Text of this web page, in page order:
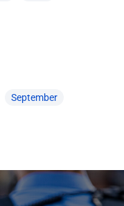
September